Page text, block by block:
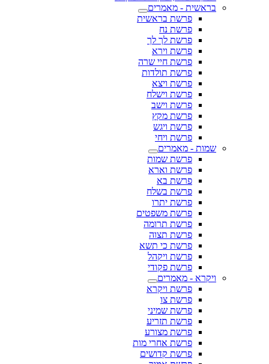
בראשית - מאמרים
פרשת בראשית
פרשת נח
פרשת לך לך
פרשת וירא
פרשת חיי שרה
פרשת תולדות
פרשת ויצא
פרשת וישלח
פרשת וישב
פרשת מקץ
פרשת ויגש
פרשת ויחי
שמות - מאמרים
פרשת שמות
פרשת וארא
פרשת בא
פרשת בשלח
פרשת יתרו
פרשת משפטים
פרשת תרומה
פרשת תצוה
פרשת כי תשא
פרשת ויקהל
פרשת פקודי
ויקרא - מאמרים
פרשת ויקרא
פרשת צו
פרשת שמיני
פרשת תזריע
פרשת מצורע
פרשת אחרי מות
פרשת קדושים